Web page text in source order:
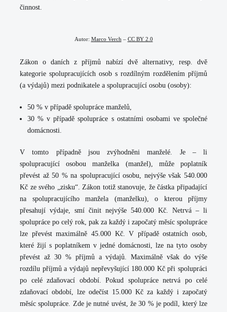
činnost.
Autor: Marco Verch – CC BY 2.0
Zákon o daních z příjmů nabízí dvě alternativy, resp. dvě
kategorie spolupracujících osob s rozdílným rozdělením příjmů
(a výdajů) mezi podnikatele a spolupracující osobu (osoby):
50 % v případě spolupráce manželů,
30 % v případě spolupráce s ostatními osobami ve společné
domácnosti.
V tomto případně jsou zvýhodněni manželé. Je – li
spolupracující osobou manželka (manžel), může poplatník
převést až 50 % na spolupracující osobu, nejvýše však 540.000
Kč ze svého „zisku“. Zákon totiž stanovuje, že částka připadající
na spolupracujícího manžela (manželku), o kterou příjmy
přesahují výdaje, smí činit nejvýše 540.000 Kč. Netrvá – li
spolupráce po celý rok, pak za každý i započatý měsíc spolupráce
lze převést maximálně 45.000 Kč. V případě ostatních osob,
které žijí s poplatníkem v jedné domácnosti, lze na tyto osoby
převést až 30 % příjmů a výdajů. Maximálně však do výše
rozdílu příjmů a výdajů nepřevyšující 180.000 Kč při spolupráci
po celé zdaňovací období. Pokud spolupráce netrvá po celé
zdaňovací období, lze odečíst 15.000 Kč za každý i započatý
měsíc spolupráce. Zde je nutné uvést, že 30 % je podíl, který lze